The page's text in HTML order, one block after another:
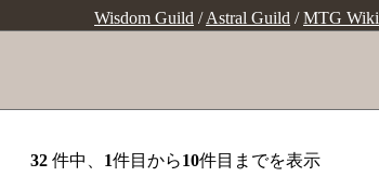
Wisdom Guild /Astral Guild /MTG Wiki
32 件中、 1件目から10件目までを表示